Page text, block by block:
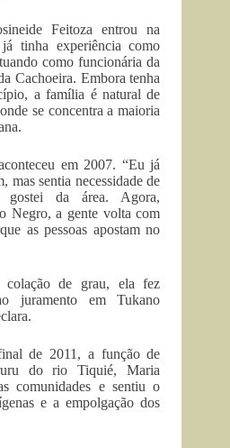
Feitoza entrou na
tinha experiência como
como funcionária da
Cachoeira. Embora tenha
a família é natural de
se concentra a maioria
em 2007. “Eu já
mas sentia necessidade de
gostei da área. Agora,
Negro, a gente volta com
as pessoas apostam no
de grau, ela fez
juramento em Tukano
de 2011, a função de
do rio Tiquié, Maria
comunidades e sentiu o
e a empolgação dos